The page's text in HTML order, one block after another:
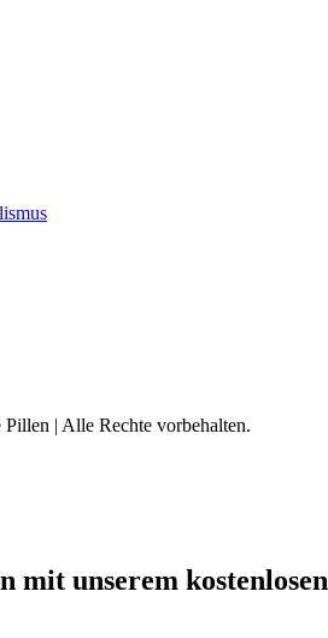
| Alle Rechte vorbehalten.
mit unserem